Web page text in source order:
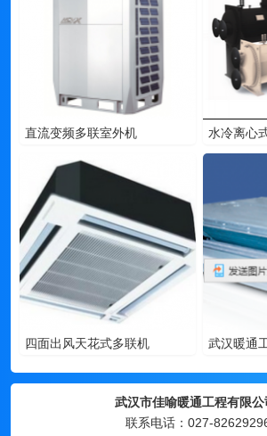
直流变频多联室外机 水冷离心
四面出风天花式多联机
武汉市佳喻暖通工程有限公
联系电话：027-